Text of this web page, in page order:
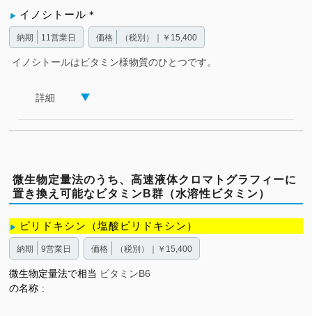
イノシトール＊
納期 11営業日 価格 （税別）｜￥15,400
イノシトールはビタミン様物質のひとつです。
詳細
微生物定量法のうち、高速液体クロマトグラフィーに
置き換え可能なビタミンB群（水溶性ビタミン）
ピリドキシン（塩酸ピリドキシン）
納期 9営業日 価格 （税別）｜￥15,400
微生物定量法で相当
の名称
ビタミンB6